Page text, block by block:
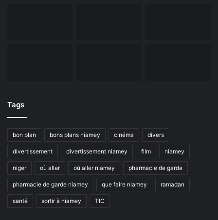
Tags
bon plan bons plans niamey cinéma divers
divertissement divertissement niamey film niamey
niger où aller où aller niamey pharmacie de garde
pharmacie de garde niamey que faire niamey ramadan
santé sortir à niamey TIC